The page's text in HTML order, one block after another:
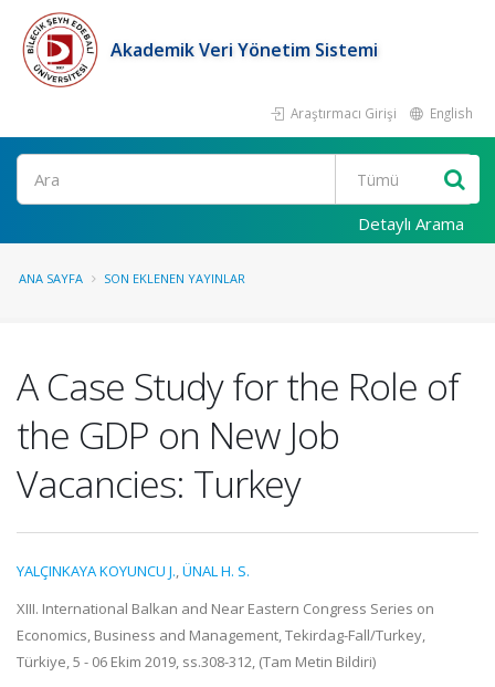
Akademik Veri Yönetim Sistemi
Araştırmacı Girişi English
Ara
Detaylı Arama
ANA SAYFA SON EKLENEN YAYINLAR
A Case Study for the Role of
the GDP on New Job
Vacancies: Turkey
YALÇINKAYA KOYUNCU J.,ÜNAL H. S.
XIII. International Balkan and Near Eastern Congress Series on
Economics, Business and Management, Tekirdag-Fall/Turkey,
Türkiye, 5 - 06 Ekim 2019, ss.308-312, (Tam Metin Bildiri)